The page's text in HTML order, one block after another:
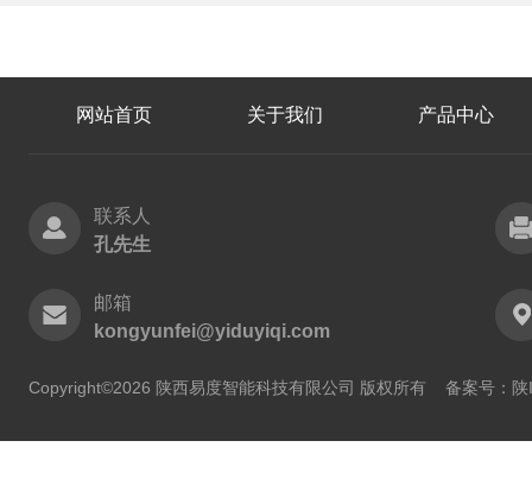
网站首页 关于我们 产品中心
联系人
孔先生
邮箱
kongyunfei@yiduyiqi.com
Copyright©2026 陕西易度智能科技有限公司 版权所有 备案号：